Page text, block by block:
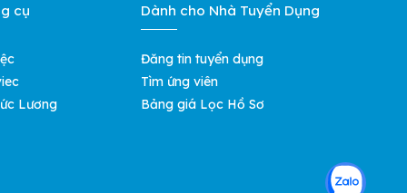
cụ
Lương
Dành cho Nhà Tuyển Dụng
Đăng tin tuyển dụng
Tìm ứng viên
Bảng giá Lọc Hồ Sơ